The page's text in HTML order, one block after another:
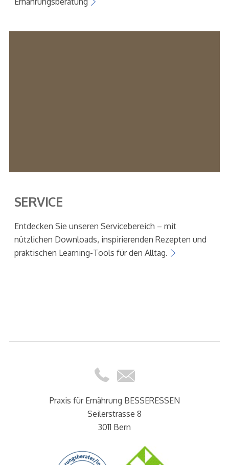
SERVICE
Entdecken Sie unseren Servicebereich – mit
nützlichen Downloads, inspirierenden Rezepten und
praktischen Learning-Tools für den Alltag.
Praxis für Ernährung BESSERESSEN
Seilerstrasse 8
3011 Bern